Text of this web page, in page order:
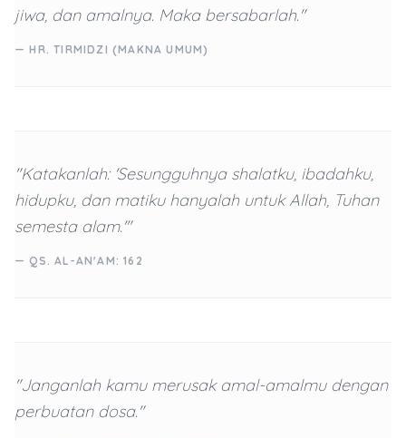
jiwa, dan amalnya. Maka bersabarlah."
— HR. TIRMIDZI (MAKNA UMUM)
"Katakanlah: 'Sesungguhnya shalatku, ibadahku,
hidupku, dan matiku hanyalah untuk Allah, Tuhan
semesta alam.'"
— QS. AL-AN'AM: 162
"Janganlah kamu merusak amal-amalmu dengan
perbuatan dosa."